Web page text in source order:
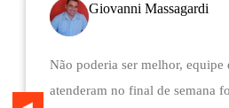
Giovanni Massagardi
Não poderia ser melhor, equipe
atenderam no final de semana